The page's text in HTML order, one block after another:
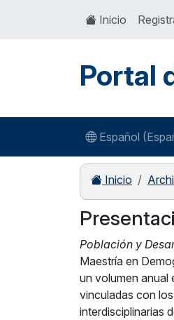
Inicio
Portal
Español
Inicio
Población y
Maestría en
un volumen anual
vinculadas con
interdisciplinarias